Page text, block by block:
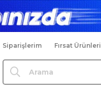
Siparişlerim Fırsat Ürünleri